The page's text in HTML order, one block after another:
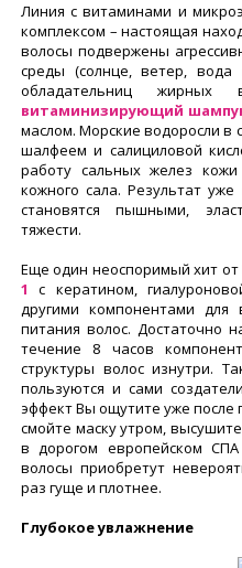
Линия с витаминами и
комплексом – настоящая
волосы подвержены
среды (солнце, ветер,
обладательниц жирных
витаминизирующий
маслом. Морские водоросли в
шалфеем и салициловой
работу сальных желез
кожного сала. Результат
становятся пышными,
тяжести.
Еще один неоспоримый хит от
1
с кератином,
другими компонентами для
питания волос. Достаточно
течение 8 часов
структуры волос изнутри.
пользуются и сами
эффект Вы ощутите уже после
смойте маску утром,
в дорогом европейском
волосы приобретут
раз гуще и плотнее.
Глубокое увлажнение